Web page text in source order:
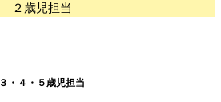
２歳児担当
３・４・５歳児担当